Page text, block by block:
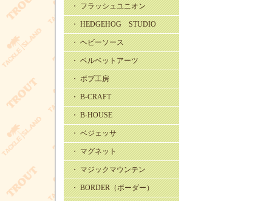
・ フラッシュユニオン
・ HEDGEHOG STUDIO
・ ヘビーソース
・ ベルベットアーツ
・ ボブ工房
・ B-CRAFT
・ B-HOUSE
・ ベジェッサ
・ マグネット
・ マジックマウンテン
・ BORDER（ボーダー）